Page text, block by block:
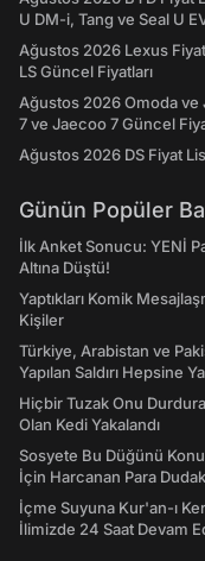
U DM-i, Tang ve Seal U
Ağustos 2026 Lexus
LS Güncel Fiyatları
Ağustos 2026 Omoda ve
7 ve Jaecoo 7 Güncel
Ağustos 2026 DS Fiyat
Günün Popüler
İlk Anket Sonucu: YENİ
Altına Düştü!
Yaptıkları Komik
Kişiler
Türkiye, Arabistan ve
Yapılan Saldırı Hepsine
Hiçbir Tuzak Onu
Olan Kedi Yakalandı
Sosyete Bu Düğünü
İçin Harcanan Para
İçme Suyuna Kur'an-ı
İlimizde 24 Saat Devam